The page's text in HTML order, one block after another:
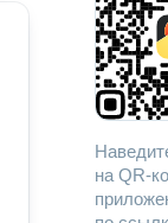
на QR-